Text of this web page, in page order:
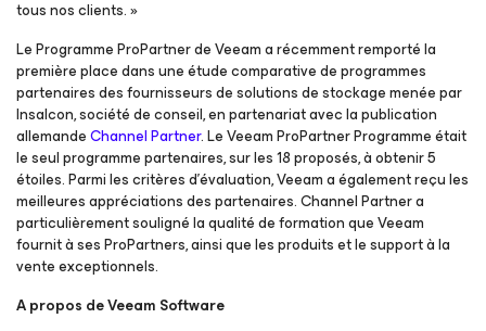
tous nos clients. »
Le Programme ProPartner de Veeam a récemment remporté la
première place dans une étude comparative de programmes
partenaires des fournisseurs de solutions de stockage menée par
Insalcon, société de conseil, en partenariat avec la publication
allemandeChannel Partner. Le Veeam ProPartner Programme était
le seul programme partenaires, sur les 18 proposés, à obtenir 5
étoiles. Parmi les critères d’évaluation, Veeam a également reçu les
meilleures appréciations des partenaires. Channel Partner a
particulièrement souligné la qualité de formation que Veeam
fournit à ses ProPartners, ainsi que les produits et le support à la
vente exceptionnels.
A propos de Veeam Software